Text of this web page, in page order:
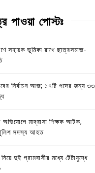
পাওয়া পোস্টঃ
সহায়ক ভুমিকা রাখে ছাত্রসমাজ-
নির্বাচন আজ; ১৭টি পদের জন্য ৩৩
অভিযোগে মাদ্রাসা শিক্ষক আটক,
পুলিশ সদস্য আহত
দুই গ্রামবাসীর মধ্যে টেটাযুদ্ধে